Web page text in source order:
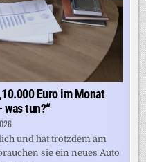
Euro im Monat
tun?“
und hat trotzdem am
sie ein neues Auto